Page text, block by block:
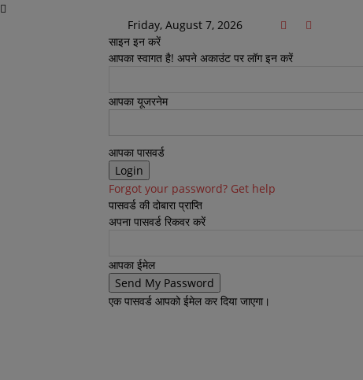
Friday, August 7, 2026
साइन इन करें
आपका स्वागत है! अपने अकाउंट पर लॉग इन करें
आपका यूजरनेम
आपका पासवर्ड
Forgot your password? Get help
पासवर्ड की दोबारा प्राप्ति
अपना पासवर्ड रिकवर करें
आपका ईमेल
एक पासवर्ड आपको ईमेल कर दिया जाएगा।